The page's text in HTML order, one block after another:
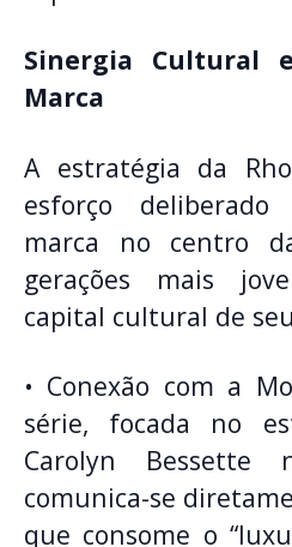
Sinergia Cultural
Marca
A estratégia da
esforço
marca no centro
gerações mais
capital cultural de
• Conexão com a
série, focada no
Carolyn Bessette
comunica-se
que consome o